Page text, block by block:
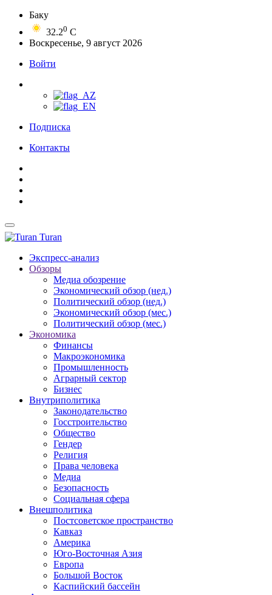
Баку
32.20 C
Воскресенье, 9 август 2026
Войти
Подписка
Контакты
Turan
Экспресс-анализ
Обзоры
Медиа обозрение
Экономический обзор (нед.)
Политический обзор (нед.)
Экономический обзор (мес.)
Политический обзор (мес.)
Экономика
Финансы
Макроэкономика
Промышленность
Аграрный сектор
Бизнес
Внутриполитика
Законодательство
Госстроительство
Общество
Гендер
Религия
Права человека
Медиа
Безопасность
Социальная сфера
Внешполитика
Постсоветское пространство
Кавказ
Америка
Юго-Восточная Азия
Европа
Большой Восток
Каспийский бассейн